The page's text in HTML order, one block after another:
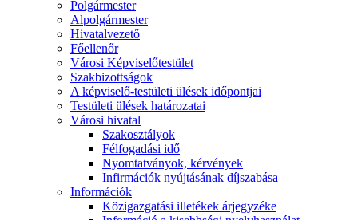
Polgármester
Alpolgármester
Hivatalvezető
Főellenőr
Városi Képviselőtestület
Szakbizottságok
A képviselő-testületi ülések időpontjai
Testületi ülések határozatai
Városi hivatal
Szakosztályok
Félfogadási idő
Nyomtatványok, kérvények
Infirmációk nyújtásának díjszabása
Információk
Közigazgatási illetékek árjegyzéke